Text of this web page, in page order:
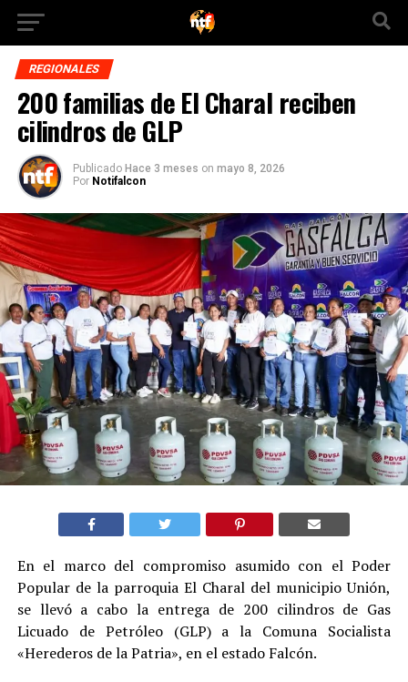
REGIONALES
200 familias de El Charal reciben
cilindros de GLP
Publicado Hace 3 meses on mayo 8, 2026
Por Notifalcon
En el marco del compromiso asumido con el Poder
Popular de la parroquia El Charal del municipio Unión,
se llevó a cabo la entrega de 200 cilindros de Gas
Licuado de Petróleo (GLP) a la Comuna Socialista
«Herederos de la Patria», en el estado Falcón.